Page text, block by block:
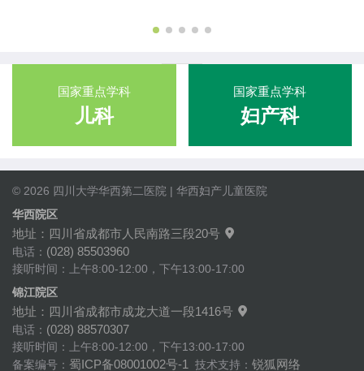
国家重点学科
儿科
国家重点学科
妇产科
© 2026 四川大学华西第二医院 | 华西妇产儿童医院
华西院区
地址：四川省成都市人民南路三段20号 
电话： (028) 85503960
接听时间：上午8:00-12:00，下午13:00-17:00
锦江院区
地址：四川省成都市成龙大道一段1416号 
电话： (028) 88570307
接听时间：上午8:00-12:00，下午13:00-17:00
备案编号： 蜀ICP备08001002号-1 技术支持： 锐狐网络